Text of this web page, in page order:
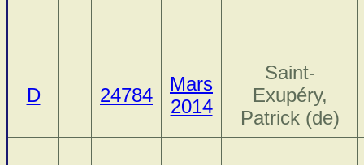
D 24784
Mars
2014
Saint-
Exupéry,
Patrick (de)